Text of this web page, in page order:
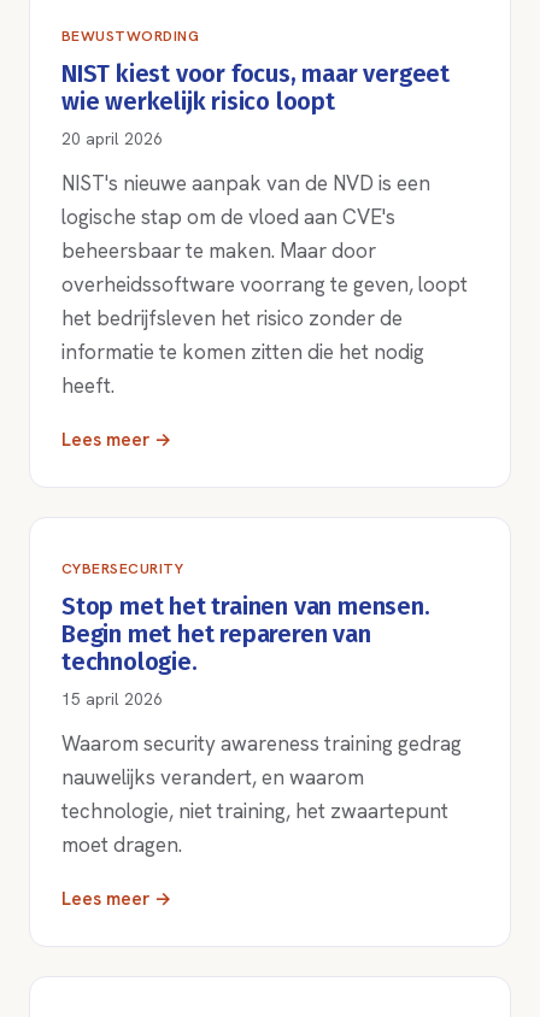
BEWUSTWORDING
NIST kiest voor focus, maar vergeet
wie werkelijk risico loopt
20 april 2026
NIST's nieuwe aanpak van de NVD is een
logische stap om de vloed aan CVE's
beheersbaar te maken. Maar door
overheidssoftware voorrang te geven, loopt
het bedrijfsleven het risico zonder de
informatie te komen zitten die het nodig
heeft.
Lees meer →
CYBERSECURITY
Stop met het trainen van mensen.
Begin met het repareren van
technologie.
15 april 2026
Waarom security awareness training gedrag
nauwelijks verandert, en waarom
technologie, niet training, het zwaartepunt
moet dragen.
Lees meer →